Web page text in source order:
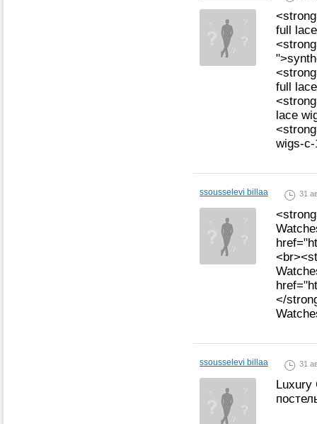
full
full
lace
wigs-
ssousselevi billaa 31
</
ssousselevi billaa 31
Luxury